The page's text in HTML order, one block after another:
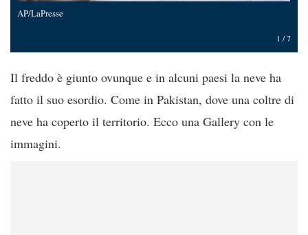
AP/LaPresse
1 /7
Il freddo è giunto ovunque e in alcuni paesi la neve ha
fatto il suo esordio. Come in Pakistan, dove una coltre di
neve ha coperto il territorio. Ecco una Gallery con le
immagini.